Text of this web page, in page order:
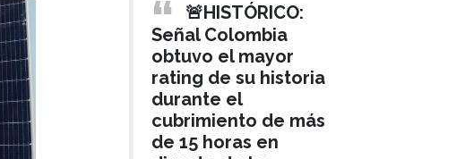
🚨HISTÓRICO:
Señal Colombia
obtuvo el mayor
rating de su historia
durante el
cubrimiento de más
de 15 horas en